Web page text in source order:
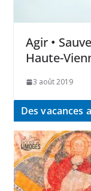
Agir •
Haute-
3 août 2019
Des vacances